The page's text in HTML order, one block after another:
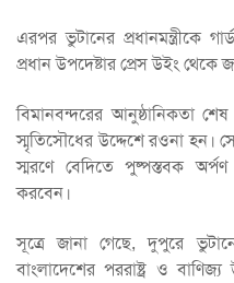
এরপর ভুটানের প্রধানমন্ত্রীকে
প্রধান উপদেষ্টার প্রেস উইং থেকে
বিমানবন্দরের আনুষ্ঠানিকতা
স্মৃতিসৌধের উদ্দেশে রওনা হন।
স্মরণে বেদিতে পুষ্পস্তবক
করবেন।
সূত্রে জানা গেছে, দুপুরে
বাংলাদেশের পররাষ্ট্র ও